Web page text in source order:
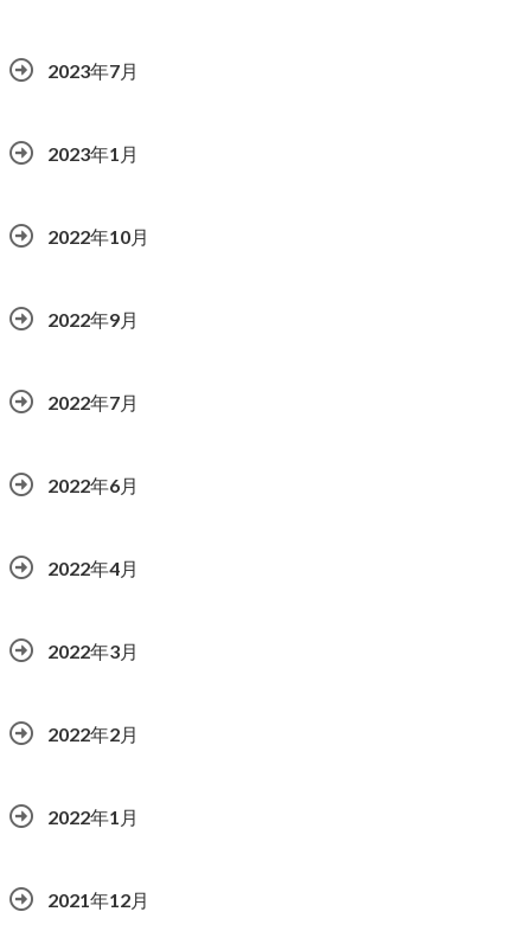
2023年7月
2023年1月
2022年10月
2022年9月
2022年7月
2022年6月
2022年4月
2022年3月
2022年2月
2022年1月
2021年12月